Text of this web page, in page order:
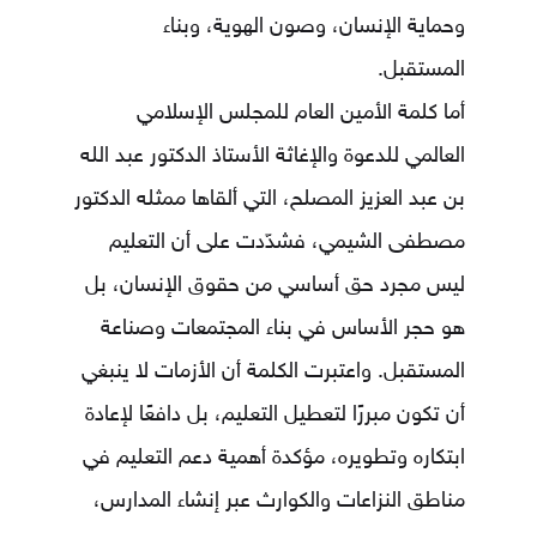
وحماية الإنسان، وصون الهوية، وبناء
المستقبل.
أما كلمة الأمين العام للمجلس الإسلامي
العالمي للدعوة والإغاثة الأستاذ الدكتور عبد الله
بن عبد العزيز المصلح، التي ألقاها ممثله الدكتور
مصطفى الشيمي، فشدّدت على أن التعليم
ليس مجرد حق أساسي من حقوق الإنسان، بل
هو حجر الأساس في بناء المجتمعات وصناعة
المستقبل. واعتبرت الكلمة أن الأزمات لا ينبغي
أن تكون مبررًا لتعطيل التعليم، بل دافعًا لإعادة
ابتكاره وتطويره، مؤكدة أهمية دعم التعليم في
مناطق النزاعات والكوارث عبر إنشاء المدارس،